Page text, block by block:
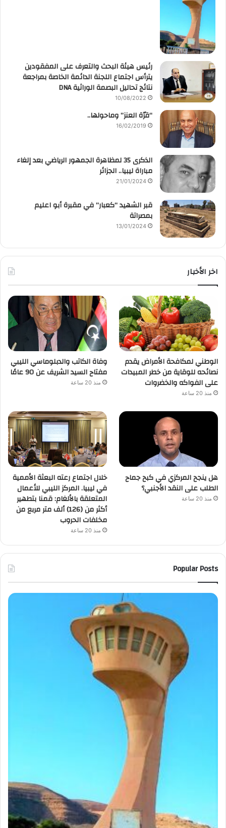
رئيس هيئة البحث والتعرف على المفقودين
يترأس اجتماع اللجنة الدائمة الخاصة بمراجعة
نتائج تحاليل البصمة الوراثية DNA
10/08/2022
“قرّة العنز” وماحولها..
16/02/2019
الذكرى 35 لمظاهرة الجمهور الرياضي بعد إلغاء
مباراة ليبيا.. الجزائر
21/01/2024
قبر الشهيد “كعبار” في مقبرة أبو اعليم
بمصراتة
13/01/2024
اخر الأخبار
الوطني لمكافحة الأمراض يقدم
نصائحه للوقاية من خطر المبيدات
على الفواكه والخضروات
منذ 20 ساعة
وفاة الكاتب والدبلوماسي الليبي
مفتاح السيد الشريف عن 90 عامًا
منذ 20 ساعة
هل ينجح المركزي في كبح جماح
الطلب على النقد الأجنبي؟
منذ 20 ساعة
خلال اجتماع رعته البعثة الأممية
في ليبيا. المركز الليبي للأعمال
المتعلقة بالألغام: قمنا بتطهير
أكثر من (126) ألف متر مربع من
مخلفات الحروب
منذ 20 ساعة
Popular Posts